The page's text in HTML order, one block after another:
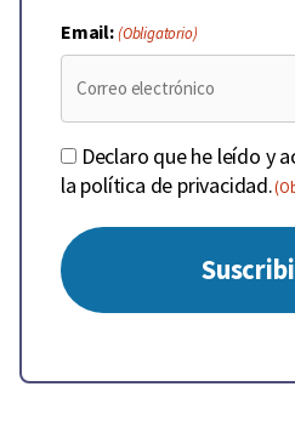
Email:(Obligatorio)
Consentimiento
(Obligatorio)
Declaro que he leído y
la política de privacidad.